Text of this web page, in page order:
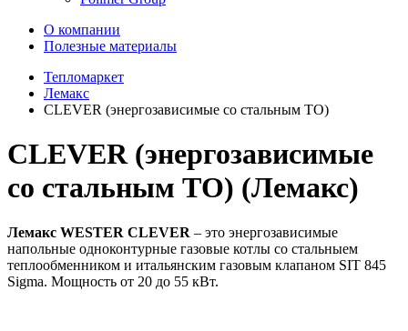
О компании
Полезные материалы
Тепломаркет
Лемакс
CLEVER (энергозависимые со стальным ТО)
CLEVER (энергозависимые
со стальным ТО) (Лемакс)
Лемакс WESTER CLEVER – это энергозависимые
напольные одноконтурные газовые котлы со стальныем
теплообменником и итальянским газовым клапаном SIT 845
Sigma. Мощность от 20 до 55 кВт.